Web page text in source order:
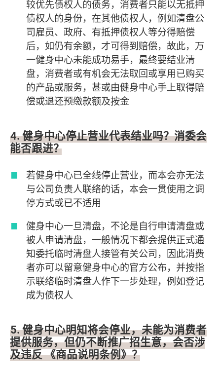
较优先债权人的债务，消费者只能以无抵押
债权人的身份，在其他债权人，例如清盘公
司雇员、政府、有抵押债权人等分得赔偿
后，如仍有余额，才可得到赔偿，故此，万
一健身中心未能成功易手，最终要结业清
盘，消费者或有机会无法取回或享用已购买
的产品或服务，甚或由健身中心手上取得赔
偿或退还预缴款额及按金
4. 健身中心停止营业代表结业吗？消委会
能否跟进？
若健身中心已全线停止营业，而本会亦无法
与公司负责人联络的话，本会一贯使用之调
停方式或已不适用
健身中心一旦清盘，不论是自行申请清盘或
被人申请清盘，一般情况下都会提供正式通
知委托临时清盘人接管有关公司，因此消费
者亦可以留意健身中心的官方公布，并按指
示联络临时清盘人作下一步处理，例如登记
成为债权人
5. 健身中心明知将会停业，未能为消费者
提供服务，但仍不断推广招生意，会否涉
及违反 《商品说明条例》？